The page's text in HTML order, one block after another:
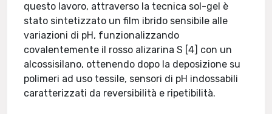
questo lavoro, attraverso la tecnica sol-gel è
stato sintetizzato un film ibrido sensibile alle
variazioni di pH, funzionalizzando
covalentemente il rosso alizarina S [4] con un
alcossisilano, ottenendo dopo la deposizione su
polimeri ad uso tessile, sensori di pH indossabili
caratterizzati da reversibilità e ripetibilità.